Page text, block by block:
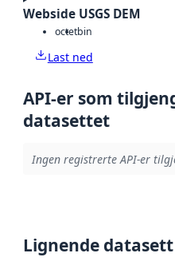
Webside USGS DEM
octetbin
Last ned
API-er som
datasettet
Ingen registrerte API-er
Lignende datasett